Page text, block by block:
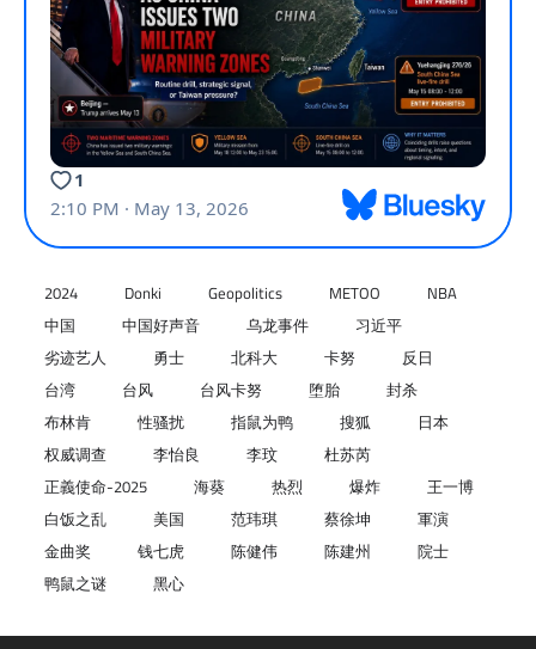
2024 Donki Geopolitics METOO
NBA
中国
中国好声音 乌龙事件
习近平
劣迹艺人
勇士 北科大 卡努
反日
台湾
台风 台风卡努 堕胎
封杀
布林肯
性骚扰 指鼠为鸭 搜狐
日本
权威调查
李怡良 李玟
杜苏芮
正義使命-2025
海葵 热烈 爆炸
王一博
白饭之乱
美国 范玮琪 蔡徐坤
軍演
金曲奖
钱七虎 陈健伟 陈建州
院士
鸭鼠之谜
黑心